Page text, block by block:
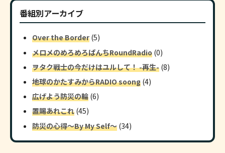
番組別アーカイブ
Over the Border (5)
メロメのめろめろぱんちRoundRadio (0)
ヲタク戦士の今だけはユルして！ -再生- (8)
地球のかたすみからRADIO soong (4)
広げよう防災の輪 (6)
置賜あれこれ (45)
防災の心得～By My Self～ (34)